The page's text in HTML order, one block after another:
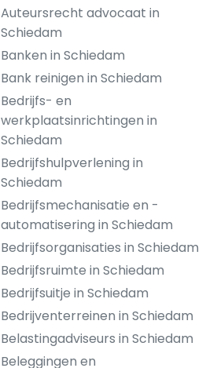
Auteursrecht advocaat in
Schiedam
Banken in Schiedam
Bank reinigen in Schiedam
Bedrijfs- en
werkplaatsinrichtingen in
Schiedam
Bedrijfshulpverlening in
Schiedam
Bedrijfsmechanisatie en -
automatisering in Schiedam
Bedrijfsorganisaties in Schiedam
Bedrijfsruimte in Schiedam
Bedrijfsuitje in Schiedam
Bedrijventerreinen in Schiedam
Belastingadviseurs in Schiedam
Beleggingen en